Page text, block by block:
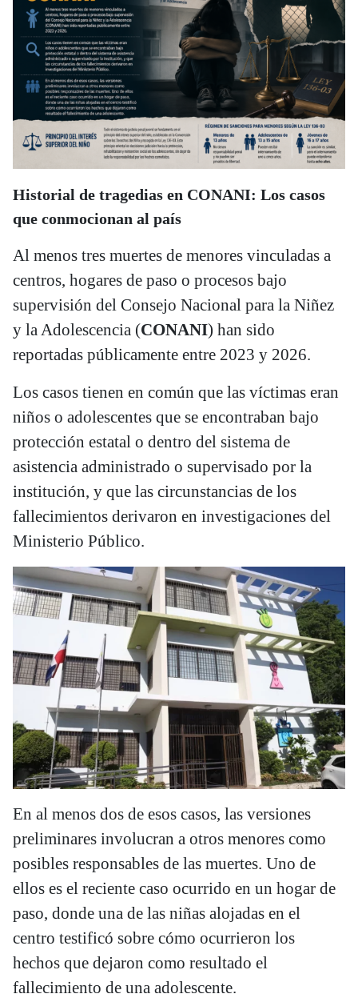
Historial de tragedias en CONANI: Los casos
que conmocionan al país
Al menos tres muertes de menores vinculadas a
centros, hogares de paso o procesos bajo
supervisión del Consejo Nacional para la Niñez
y la Adolescencia (CONANI) han sido
reportadas públicamente entre 2023 y 2026.
Los casos tienen en común que las víctimas eran
niños o adolescentes que se encontraban bajo
protección estatal o dentro del sistema de
asistencia administrado o supervisado por la
institución, y que las circunstancias de los
fallecimientos derivaron en investigaciones del
Ministerio Público.
En al menos dos de esos casos, las versiones
preliminares involucran a otros menores como
posibles responsables de las muertes. Uno de
ellos es el reciente caso ocurrido en un hogar de
paso, donde una de las niñas alojadas en el
centro testificó sobre cómo ocurrieron los
hechos que dejaron como resultado el
fallecimiento de una adolescente.